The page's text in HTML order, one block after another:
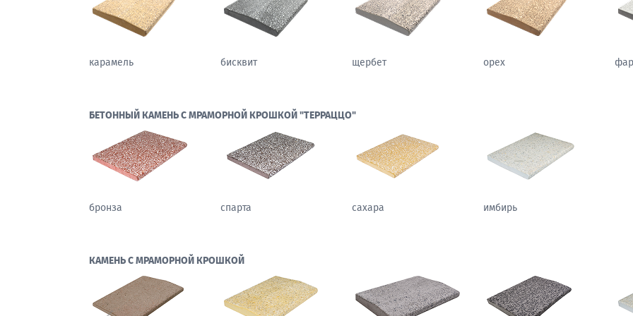
карамель бисквит щербет орех
БЕТОННЫЙ КАМЕНЬ С МРАМОРНОЙ КРОШКОЙ "ТЕРРАЦЦО"
бронза спарта сахара имбирь
КАМЕНЬ С МРАМОРНОЙ КРОШКОЙ